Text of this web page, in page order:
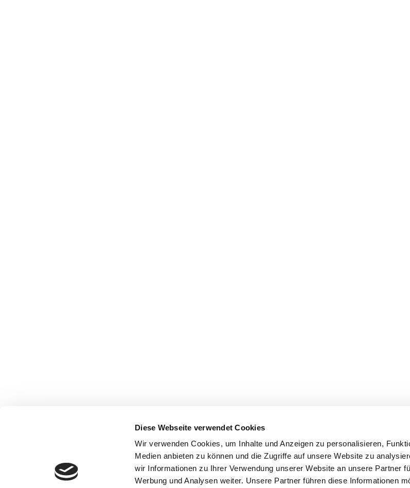
Diese Webseite verwendet Cookies
Wir verwenden Cookies, um Inhalte und Anzeigen zu personalisieren,
Medien anbieten zu können und die Zugriffe auf unsere Website zu
wir Informationen zu Ihrer Verwendung unserer Website an unsere Partner
Werbung und Analysen weiter. Unsere Partner führen diese Informationen
Home Impressum Datenschutz Kontakt